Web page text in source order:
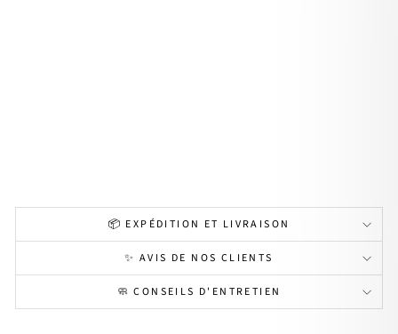
📦 EXPÉDITION ET LIVRAISON
✨ AVIS DE NOS CLIENTS
🧼 CONSEILS D'ENTRETIEN